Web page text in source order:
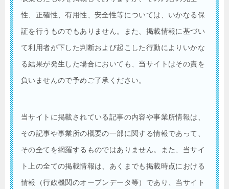
性、正確性、有用性、安全性等については、いかなる保
証を行うものでもありません。また、掲載情報に基づい
て利用者が下した判断および起こした行動によりいかな
る結果が発生した場合においても、当サイトはその責を
負いませんので予めご了承ください。
当サイトに掲載されている記事の内容や事業所情報は、
その記事や事業所の概要の一部に関する情報であって、
その全てを網羅するものではありません。また、当サイ
ト上の全ての掲載情報は、あくまでも掲載時点における
情報（行政機関のオープンデータ等）であり、当サイト